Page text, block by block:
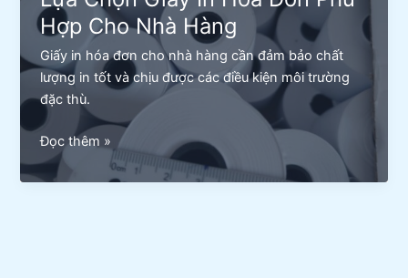
Hợp Cho Nhà Hàng
Giấy in hóa đơn cho nhà hàng cần đảm bảo chất
lượng in tốt và chịu được các điều kiện môi trường
đặc thù.
Lựa
Chọn
Giấy
Đọc thêm »